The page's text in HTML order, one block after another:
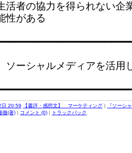
の協力を得られない企業
性がある
シャルメディアを活用
日 20:59 【書評・感想文】 マーケティング |
『ソーシ
徹(著) | コメント (0) | トラックバック